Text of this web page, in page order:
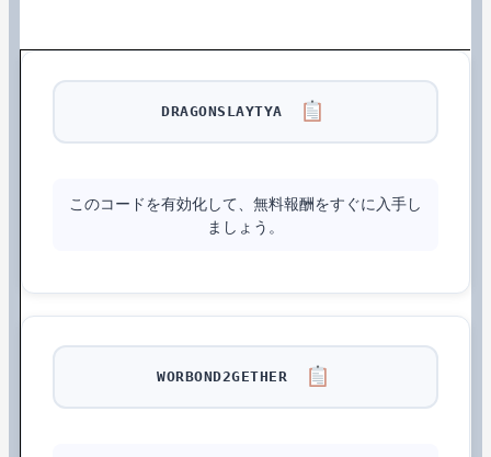
DRAGONSLAYTYA
このコードを有効化して、無料報酬をすぐに入手し
ましょう。
WORBOND2GETHER